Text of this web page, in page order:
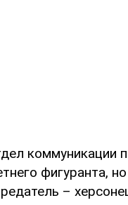
коммуникации
фигуранта,
–